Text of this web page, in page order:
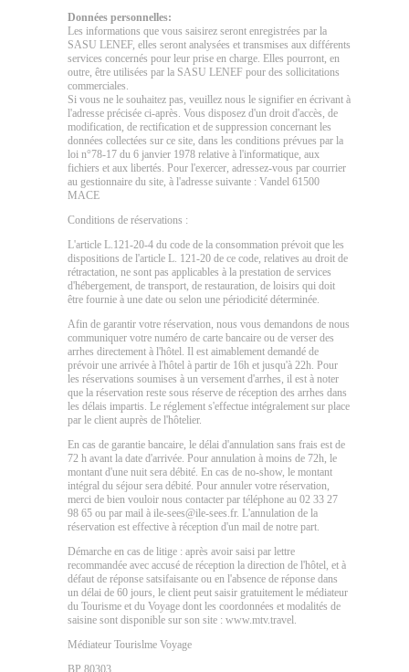
Données personnelles:
Les informations que vous saisirez seront enregistrées par la
SASU LENEF, elles seront analysées et transmises aux différents
services concernés pour leur prise en charge. Elles pourront, en
outre, être utilisées par la SASU LENEF pour des sollicitations
commerciales.
Si vous ne le souhaitez pas, veuillez nous le signifier en écrivant à
l'adresse précisée ci-après. Vous disposez d'un droit d'accès, de
modification, de rectification et de suppression concernant les
données collectées sur ce site, dans les conditions prévues par la
loi n°78-17 du 6 janvier 1978 relative à l'informatique, aux
fichiers et aux libertés. Pour l'exercer, adressez-vous par courrier
au gestionnaire du site, à l'adresse suivante : Vandel 61500
MACE
Conditions de réservations :
L'article L.121-20-4 du code de la consommation prévoit que les
dispositions de l'article L. 121-20 de ce code, relatives au droit de
rétractation, ne sont pas applicables à la prestation de services
d'hébergement, de transport, de restauration, de loisirs qui doit
être fournie à une date ou selon une périodicité déterminée.
Afin de garantir votre réservation, nous vous demandons de nous
communiquer votre numéro de carte bancaire ou de verser des
arrhes directement à l'hôtel. Il est aimablement demandé de
prévoir une arrivée à l'hôtel à partir de 16h et jusqu'à 22h. Pour
les réservations soumises à un versement d'arrhes, il est à noter
que la réservation reste sous réserve de réception des arrhes dans
les délais impartis. Le réglement s'effectue intégralement sur place
par le client auprès de l'hôtelier.
En cas de garantie bancaire, le délai d'annulation sans frais est de
72 h avant la date d'arrivée. Pour annulation à moins de 72h, le
montant d'une nuit sera débité. En cas de no-show, le montant
intégral du séjour sera débité. Pour annuler votre réservation,
merci de bien vouloir nous contacter par téléphone au 02 33 27
98 65 ou par mail à ile-sees@ile-sees.fr. L'annulation de la
réservation est effective à réception d'un mail de notre part.
Démarche en cas de litige : après avoir saisi par lettre
recommandée avec accusé de réception la direction de l'hôtel, et à
défaut de réponse satsifaisante ou en l'absence de réponse dans
un délai de 60 jours, le client peut saisir gratuitement le médiateur
du Tourisme et du Voyage dont les coordonnées et modalités de
saisine sont disponible sur son site : www.mtv.travel.
Médiateur Tourislme Voyage
BP 80303